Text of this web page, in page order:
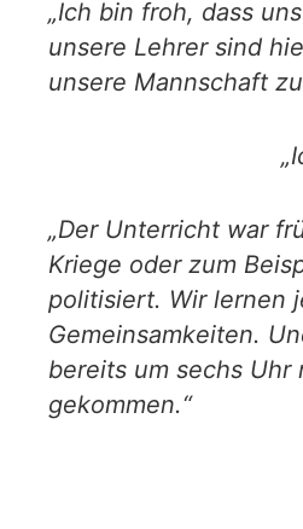
„Ich bin froh, dass
unsere Lehrer sind
unsere Mannschaft
„Der Unterricht war
Kriege oder zum
politisiert. Wir lernen
Gemeinsamkeiten.
bereits um sechs
gekommen.“